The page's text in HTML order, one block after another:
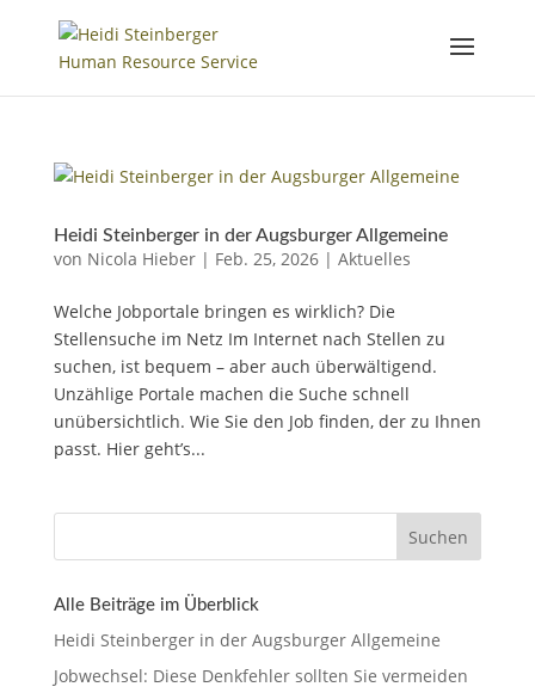
Heidi Steinberger in der Augsburger Allgemeine
von Nicola Hieber| Feb. 25, 2026| Aktuelles
Welche Jobportale bringen es wirklich? Die
Stellensuche im Netz Im Internet nach Stellen zu
suchen, ist bequem – aber auch überwältigend.
Unzählige Portale machen die Suche schnell
unübersichtlich. Wie Sie den Job finden, der zu Ihnen
passt. Hier geht’s...
Suchen
Alle Beiträge im Überblick
Heidi Steinberger in der Augsburger Allgemeine
Jobwechsel: Diese Denkfehler sollten Sie vermeiden